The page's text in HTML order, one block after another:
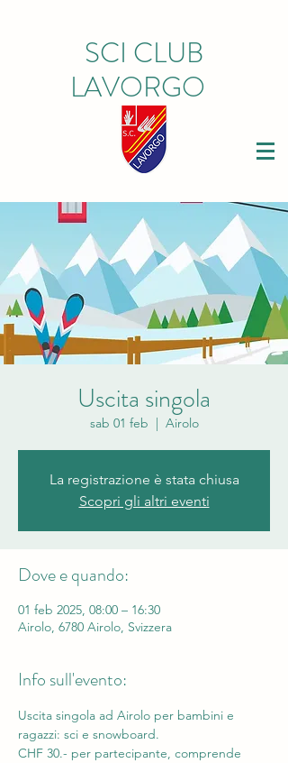
SCI CLUB
LAVORGO
Uscita singola
sab 01 feb
  |
Airolo
La registrazione è stata chiusa
Scopri gli altri eventi
Dove e quando:
01 feb 2025, 08:00 – 16:30
Airolo, 6780 Airolo, Svizzera
Info sull'evento:
Uscita singola ad Airolo per bambini e
ragazzi: sci e snowboard.
CHF 30.- per partecipante, comprende